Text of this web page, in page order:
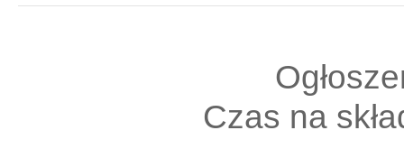
Czas na